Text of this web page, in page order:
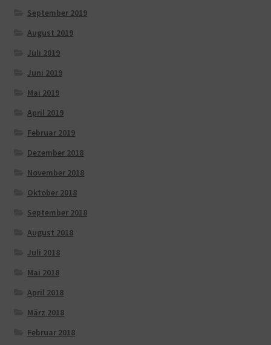
September 2019
August 2019
Juli 2019
Juni 2019
Mai 2019
April 2019
Februar 2019
Dezember 2018
November 2018
Oktober 2018
September 2018
August 2018
Juli 2018
Mai 2018
April 2018
März 2018
Februar 2018